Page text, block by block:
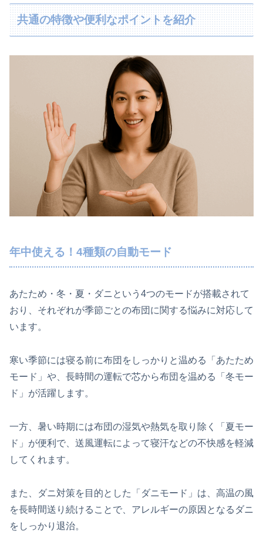
共通の特徴や便利なポイントを紹介
年中使える！4種類の自動モード
あたため・冬・夏・ダニという4つのモードが搭載されて
おり、それぞれが季節ごとの布団に関する悩みに対応して
います。
寒い季節には寝る前に布団をしっかりと温める「あたため
モード」や、長時間の運転で芯から布団を温める「冬モー
ド」が活躍します。
一方、暑い時期には布団の湿気や熱気を取り除く「夏モー
ド」が便利で、送風運転によって寝汗などの不快感を軽減
してくれます。
また、ダニ対策を目的とした「ダニモード」は、高温の風
を長時間送り続けることで、アレルギーの原因となるダニ
をしっかり退治。